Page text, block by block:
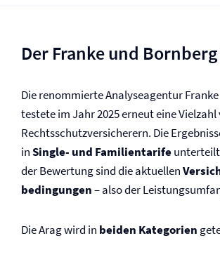
Der Franke und Bornberg
Die renommierte Analyseagentur
testete im Jahr 2025 erneut eine Vielzahl
Rechtsschutz­versicherern. Die
inSingle- und Familientarife
der Bewertung sind die aktuellen
bedingungen– also der
Die Arag wird in beiden Kategorien